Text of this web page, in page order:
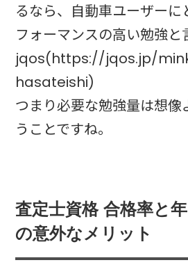
るなら、自動車ユーザーに
フォーマンスの高い勉強と
jqos(https://jqos.jp/
hasateishi)
つまり必要な勉強量は想像
うことですね。
査定士資格 合格率と
の意外なメリット